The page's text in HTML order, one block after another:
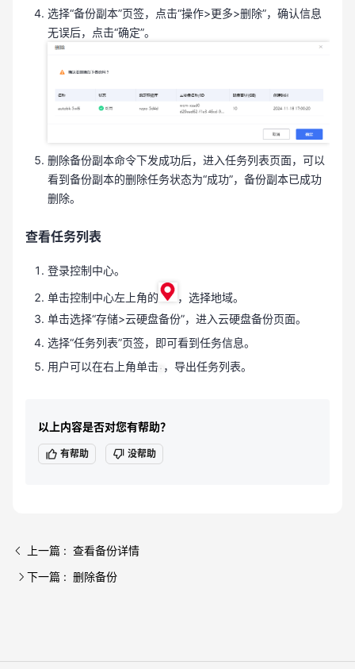
选择“备份副本”页签，点击“操作>更多>删除”，确认信息
无误后，点击“确定”。
删除备份副本命令下发成功后，进入任务列表页面，可以
看到备份副本的删除任务状态为“成功”，备份副本已成功
删除。
查看任务列表
登录控制中心。
单击控制中心左上角的
，选择地域。
单击选择“存储>云硬盘备份”，进入云硬盘备份页面。
选择“任务列表”页签，即可看到任务信息。
用户可以在右上角单击 ，导出任务列表。
以上内容是否对您有帮助？
有帮助 没帮助
上一篇 : 查看备份详情
下一篇 : 删除备份